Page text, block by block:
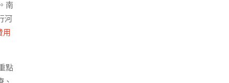
南
河
用
點